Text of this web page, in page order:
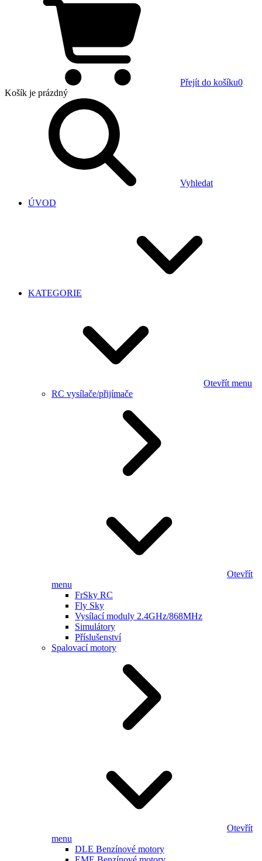
Přejít do košíku0
Košík je prázdný
Vyhledat
ÚVOD
KATEGORIE
Otevřít menu
RC vysílače/přijímače
Otevřít
menu
FrSky RC
Fly Sky
Vysílací moduly 2.4GHz/868MHz
Simulátory
Příslušenství
Spalovací motory
Otevřít
menu
DLE Benzínové motory